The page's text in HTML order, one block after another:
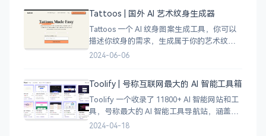
成了
Tattoos | 国外 AI 艺术纹身生成器
Tattoos 一个 AI 纹身图案生成工具，你可以
描述你纹身的需求，生成属于你的艺术纹身
图案，通过艺术表达自己，让纹身不仅仅是
2024-06-06
Toolify | 号称互联网最大的 AI 智能工具箱
Toolify 一个收录了 11800+ AI 智能网站和工
具，号称最大的 AI 智能工具导航站，涵盖了
AI 图像、AI 写作、AI 音视频工具、聊天机器
2024-04-18